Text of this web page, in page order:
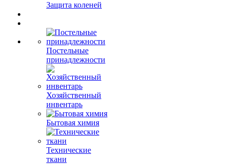
Защита коленей
Постельные
принадлежности
Хозяйственный
инвентарь
Бытовая химия
Технические
ткани